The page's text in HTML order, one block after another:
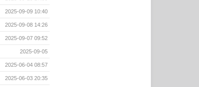
2025-09-09 10:40
2025-09-08 14:26
2025-09-07 09:52
2025-09-05
2025-06-04 08:57
2025-06-03 20:35